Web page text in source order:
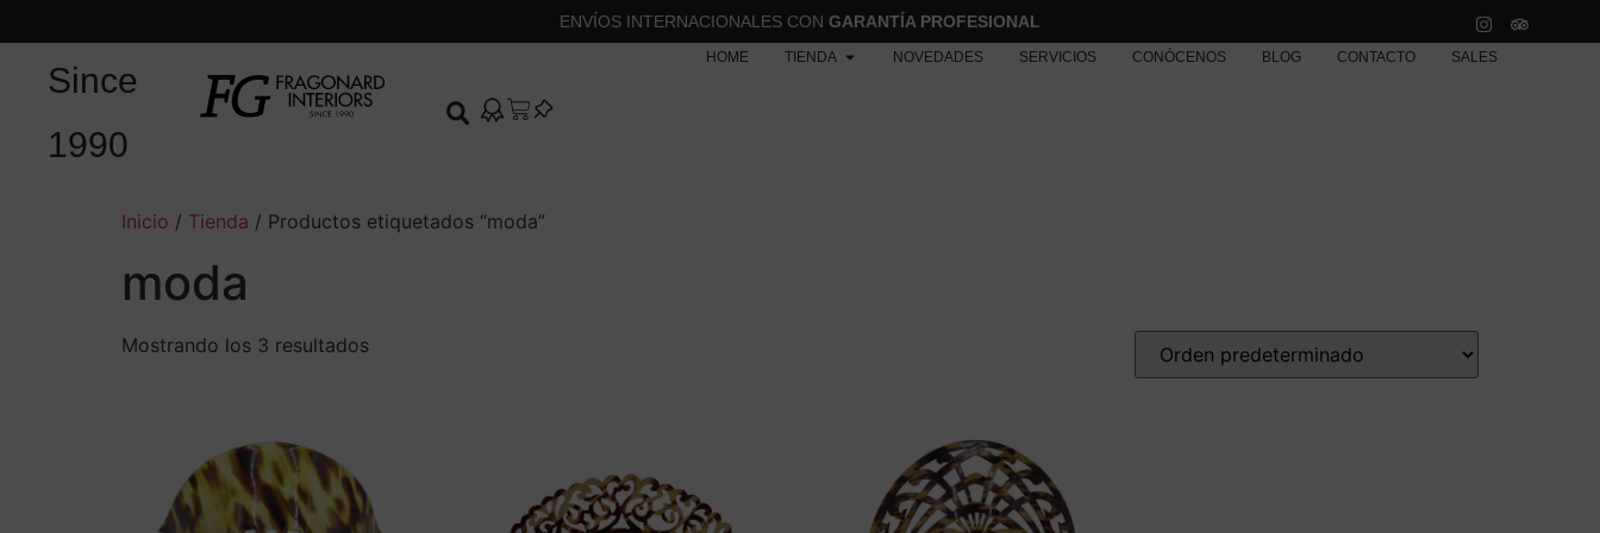
ENVÍOS INTERNACIONALES CON GARANTÍA PROFESIONAL
Since
1990
HOME TIENDA NOVEDADES SERVICIOS CONÓCENOS BLOG CONTACTO SALES
Inicio / Tienda / Productos etiquetados “moda”
moda
Mostrando los 3 resultados